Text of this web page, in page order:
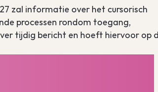
zal informatie over het cursorisch
processen rondom toegang,
tijdig bericht en hoeft hiervoor op